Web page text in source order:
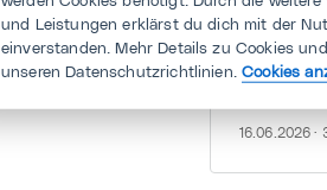
Wir alle
16.06.2026 ·
und Leistungen erklärst du dich mit der
einverstanden. Mehr Details zu Cookies
unseren Datenschutzrichtlinien.Cookies